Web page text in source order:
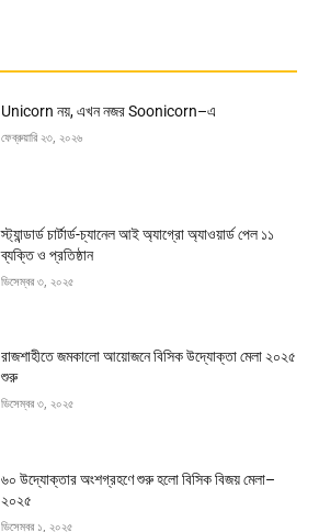
Unicorn নয়, এখন নজর Soonicorn–এ
ফেব্রুয়ারি ২৩, ২০২৬
স্ট্যান্ডার্ড চার্টার্ড-চ্যানেল আই অ্যাগ্রো অ্যাওয়ার্ড পেল ১১
ব্যক্তি ও প্রতিষ্ঠান
ডিসেম্বর ৩, ২০২৫
রাজশাহীতে জমকালো আয়োজনে বিসিক উদ্যোক্তা মেলা ২০২৫
শুরু
ডিসেম্বর ৩, ২০২৫
৬০ উদ্যোক্তার অংশগ্রহণে শুরু হলো বিসিক বিজয় মেলা–
২০২৫
ডিসেম্বর ১, ২০২৫